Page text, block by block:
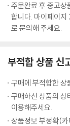
주문완료 후 중고상
합니다. 마이페이
로 문의해 주세요.
부적합 상품 신
구매에 부적합한 상
구매하신 상품의 상
이용해주세요.
상품정보 부정확(